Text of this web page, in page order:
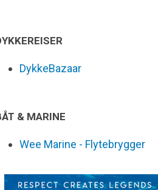
DykkeBazaar
& MARINE
Wee Marine - Flytebrygger